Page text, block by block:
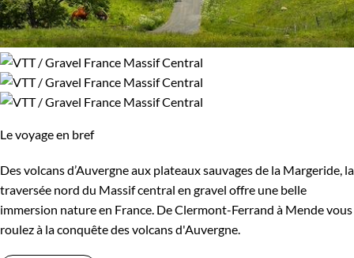
Le voyage en bref
Des volcans d’Auvergne aux plateaux sauvages de la Margeride, la
traversée nord du Massif central en gravel offre une belle
immersion nature en France. De Clermont-Ferrand à Mende vous
roulez à la conquête des volcans d'Auvergne.